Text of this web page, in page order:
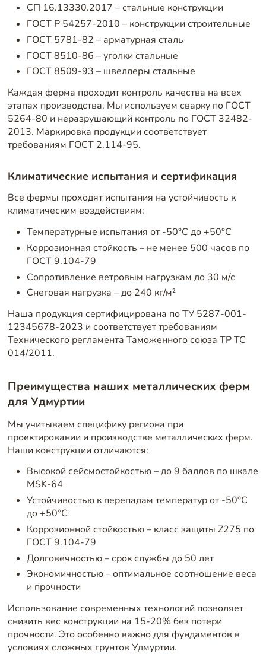
СП 16.13330.2017 – стальные конструкции
ГОСТ Р 54257-2010 – конструкции строительные
ГОСТ 5781-82 – арматурная сталь
ГОСТ 8510-86 – уголки стальные
ГОСТ 8509-93 – швеллеры стальные
Каждая ферма проходит контроль качества на всех
этапах производства. Мы используем сварку по ГОСТ
5264-80 и неразрушающий контроль по ГОСТ 32482-
2013. Маркировка продукции соответствует
требованиям ГОСТ 2.114-95.
Климатические испытания и сертификация
Все фермы проходят испытания на устойчивость к
климатическим воздействиям:
Температурные испытания от -50°C до +50°C
Коррозионная стойкость – не менее 500 часов по
ГОСТ 9.104-79
Сопротивление ветровым нагрузкам до 30 м/с
Снеговая нагрузка – до 240 кг/м²
Наша продукция сертифицирована по ТУ 5287-001-
12345678-2023 и соответствует требованиям
Технического регламента Таможенного союза ТР ТС
014/2011.
Преимущества наших металлических ферм
для Удмуртии
Мы учитываем специфику региона при
проектировании и производстве металлических ферм.
Наши конструкции отличаются:
Высокой сейсмостойкостью – до 9 баллов по шкале
MSK-64
Устойчивостью к перепадам температур от -50°C
до +50°C
Коррозионной стойкостью – класс защиты Z275 по
ГОСТ 9.104-79
Долговечностью – срок службы до 50 лет
Экономичностью – оптимальное соотношение веса
и прочности
Использование современных технологий позволяет
снизить вес конструкции на 15-20% без потери
прочности. Это особенно важно для фундаментов в
условиях сложных грунтов Удмуртии.